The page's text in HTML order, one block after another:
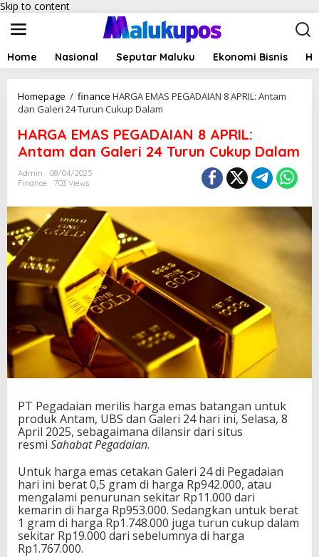
Skip to content
Home Nasional Seputar Maluku Ekonomi Bisnis
Homepage / finance HARGA EMAS PEGADAIAN 8 APRIL: Antam
dan Galeri 24 Turun Cukup Dalam
HARGA EMAS PEGADAIAN 8 APRIL:
Antam dan Galeri 24 Turun Cukup Dalam
Admin
08/04/2025
Finance
703 Views
PT Pegadaian merilis harga emas batangan untuk
produk Antam, UBS dan Galeri 24 hari ini, Selasa, 8
April 2025, sebagaimana dilansir dari situs
resmi Sahabat Pegadaian.
Untuk harga emas cetakan Galeri 24 di Pegadaian
hari ini berat 0,5 gram di harga Rp942.000, atau
mengalami penurunan sekitar Rp11.000 dari
kemarin di harga Rp953.000. Sedangkan untuk berat
1 gram di harga Rp1.748.000 juga turun cukup dalam
sekitar Rp19.000 dari sebelumnya di harga
Rp1.767.000.